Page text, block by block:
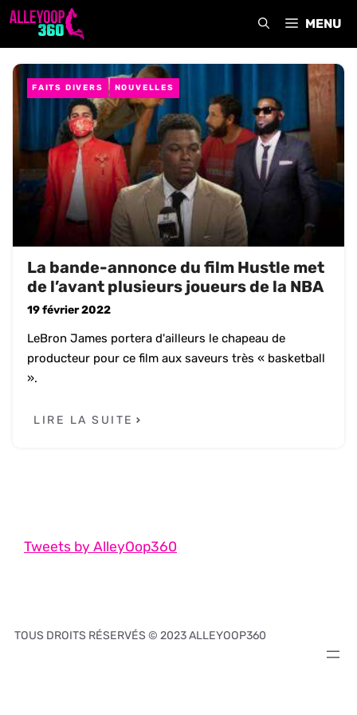
Aller
MENU
FAITS DIVERS NOUVELLES
La bande-annonce du film Hustle met
de l’avant plusieurs joueurs de la NBA
19 février 2022
LeBron James portera d'ailleurs le chapeau de
producteur pour ce film aux saveurs très « basketball
».
LIRE LA SUITE
Tweets by AlleyOop360
TOUS DROITS RÉSERVÉS © 2023 ALLEYOOP360